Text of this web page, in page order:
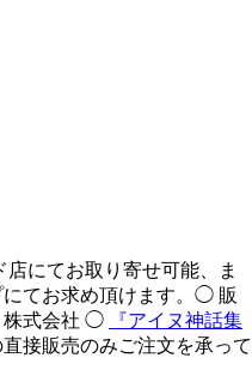
にてお取り寄せ可能、ま
てお求め頂けます。◯ 販
株式会社 ◯
『アイヌ神話集
接販売のみご注文を承って